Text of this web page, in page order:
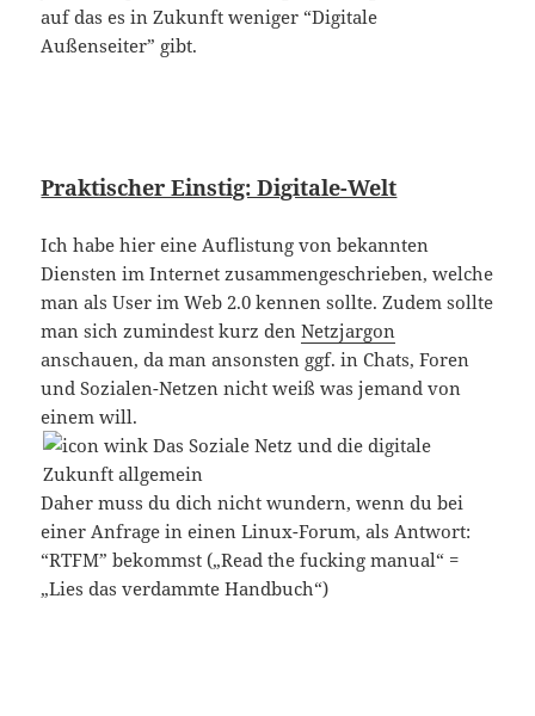
auf das es in Zukunft weniger “Digitale
Außenseiter” gibt.
Praktischer Einstig: Digitale-Welt
Ich habe hier eine Auflistung von bekannten
Diensten im Internet zusammengeschrieben, welche
man als User im Web 2.0 kennen sollte. Zudem sollte
man sich zumindest kurz denNetzjargon
anschauen, da man ansonsten ggf. in Chats, Foren
und Sozialen-Netzen nicht weiß was jemand von
einem will.
Daher muss du dich nicht wundern, wenn du bei
einer Anfrage in einen Linux-Forum, als Antwort:
“RTFM” bekommst („Read the fucking manual“ =
„Lies das verdammte Handbuch“)